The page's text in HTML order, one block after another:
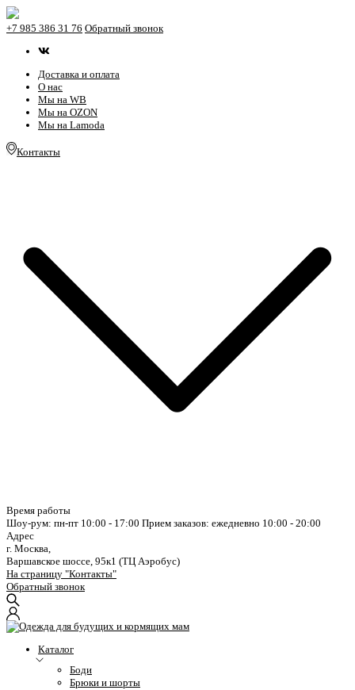
+7 985 386 31 76 Обратный звонок
Доставка и оплата
О нас
Мы на WB
Мы на OZON
Мы на Lamoda
Контакты
Время работы
Шоу-рум: пн-пт 10:00 - 17:00 Прием заказов: ежедневно 10:00 - 20:00
Адрес
г. Москва,
Варшавское шоссе, 95к1 (ТЦ Аэробус)
На страницу "Контакты"
Обратный звонок
Каталог
Боди
Брюки и шорты